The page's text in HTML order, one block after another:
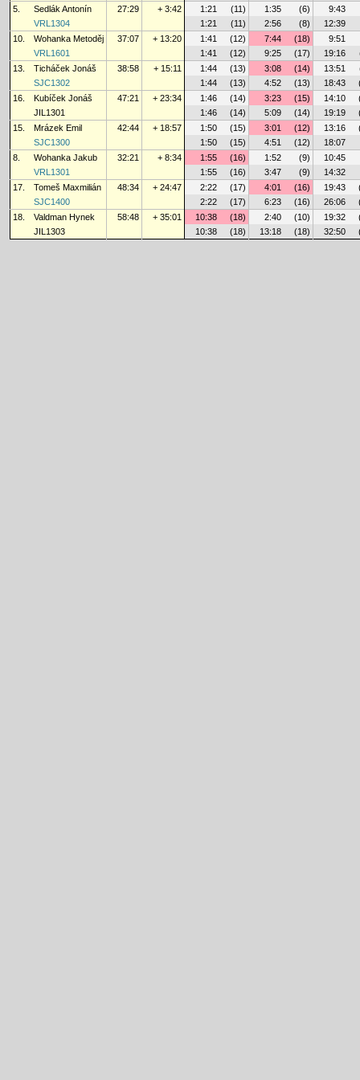
5.
Sedlák Antonín 27:29 + 3:42 1:21 (11) 1:35 (6)
9:43
VRL1304
1:21 (11) 2:56 (8)
12:39
10.
Wohanka Metoděj 37:07 + 13:20 1:41 (12) 7:44 (18)
9:51
VRL1601
1:41 (12) 9:25 (17) 19:16
13.
Ticháček Jonáš 38:58 + 15:11 1:44 (13) 3:08 (14) 13:51
SJC1302
1:44 (13) 4:52 (13) 18:43
16.
Kubíček Jonáš 47:21 + 23:34 1:46 (14) 3:23 (15) 14:10
JIL1301
1:46 (14) 5:09 (14) 19:19
15.
Mrázek Emil 42:44 + 18:57 1:50 (15) 3:01 (12) 13:16
SJC1300
1:50 (15) 4:51 (12)
18:07
8.
Wohanka Jakub 32:21 + 8:34 1:55 (16) 1:52 (9)
10:45
VRL1301
1:55 (16) 3:47 (9)
14:32
17.
Tomeš Maxmilián 48:34 + 24:47 2:22 (17) 4:01 (16) 19:43
SJC1400
2:22 (17) 6:23 (16) 26:06
18.
Valdman Hynek 58:48 + 35:01 10:38 (18) 2:40 (10) 19:32
JIL1303
10:38 (18) 13:18 (18) 32:50